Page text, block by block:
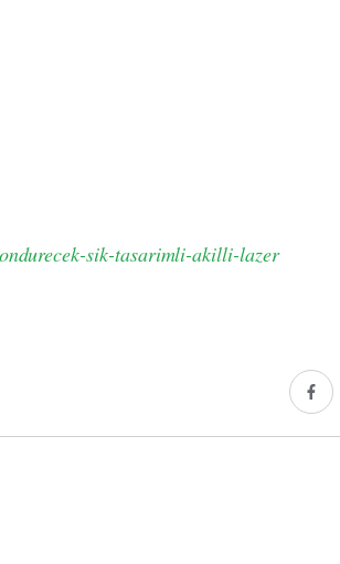
sik-tasarimli-akilli-lazer